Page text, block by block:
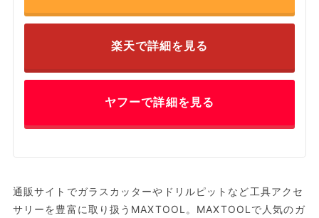
楽天で詳細を見る
ヤフーで詳細を見る
通販サイトでガラスカッターやドリルピットなど工具アクセ
サリーを豊富に取り扱うMAXTOOL。MAXTOOLで人気のガ